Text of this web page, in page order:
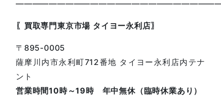
〖買取専門東京市場 タイヨー永利店〗
〒895-0005
薩摩川内市永利町712番地 タイヨー永利店内テナ
ント
営業時間10時～19時 年中無休（臨時休業あり）